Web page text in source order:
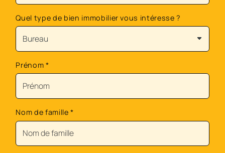
Quel type de bien immobilier vous intéresse ?
Prénom *
Nom de famille*